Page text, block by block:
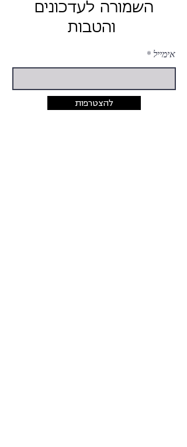
השמורה לעדכונים
אימייל
להצטרפות